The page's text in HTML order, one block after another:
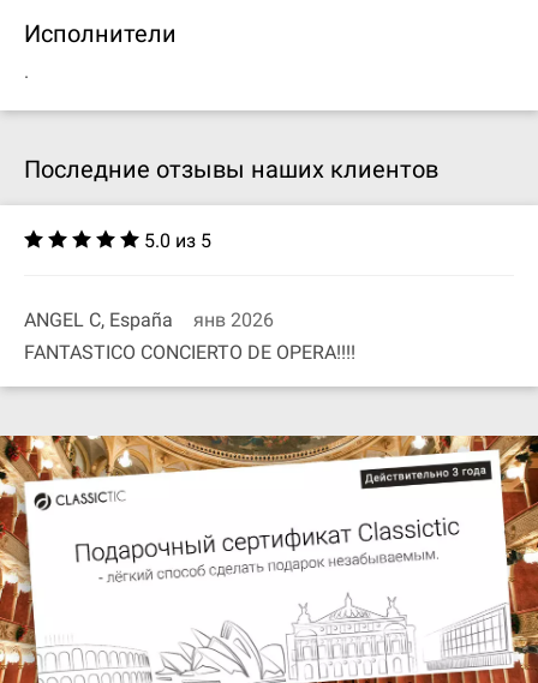
Исполнители
.
Последние отзывы наших клиентов
5.0 из 5
ANGEL C, España
янв 2026
FANTASTICO CONCIERTO DE OPERA!!!!